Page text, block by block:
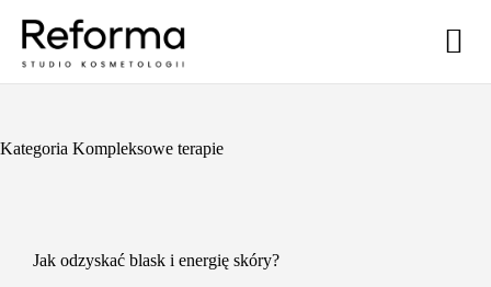
Kategoria Kompleksowe terapie
Jak odzyskać blask i energię skóry?